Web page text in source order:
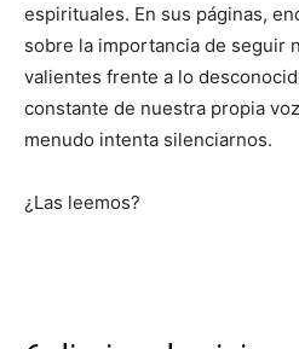
espirituales. En sus páginas,
sobre la importancia de seguir
valientes frente a lo
constante de nuestra propia
menudo intenta silenciarnos.
¿Las leemos?